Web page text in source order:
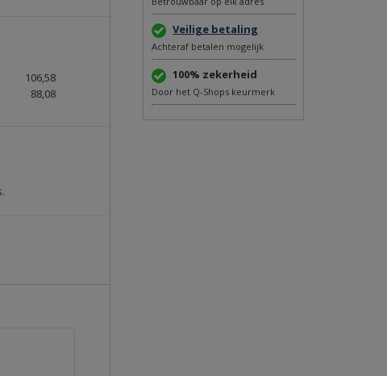
106,58
88,08
Veilige betaling
Achteraf betalen mogelijk
100% zekerheid
Door het Q-Shops keurmerk